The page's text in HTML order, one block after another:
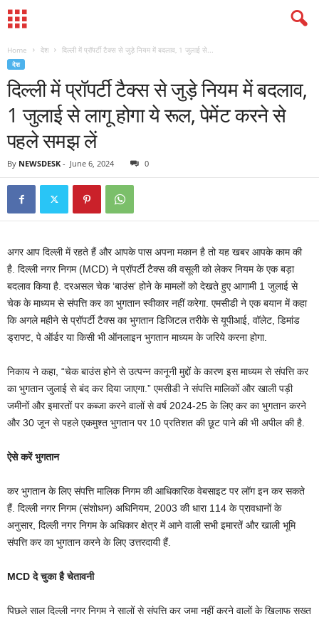
Home देश दिल्ली में प्रॉपर्टी टैक्स से जुड़े नियम में बदलाव, 1 जुलाई से...
देश
दिल्ली में प्रॉपर्टी टैक्स से जुड़े नियम में बदलाव,
1 जुलाई से लागू होगा ये रूल, पेमेंट करने से
पहले समझ लें
By NEWSDESK - June 6, 2024 0
अगर आप दिल्ली में रहते हैं और आपके पास अपना मकान है तो यह खबर आपके काम की
है. दिल्ली नगर निगम (MCD) ने प्रॉपर्टी टैक्स की वसूली को लेकर नियम के एक बड़ा
बदलाव किया है. दरअसल चेक ‘बाउंस’ होने के मामलों को देखते हुए आगामी 1 जुलाई से
चेक के माध्यम से संपत्ति कर का भुगतान स्वीकार नहीं करेगा. एमसीडी ने एक बयान में कहा
कि अगले महीने से प्रॉपर्टी टैक्स का भुगतान डिजिटल तरीके से यूपीआई, वॉलेट, डिमांड
ड्राफ्ट, पे ऑर्डर या किसी भी ऑनलाइन भुगतान माध्यम के जरिये करना होगा.
निकाय ने कहा, “चेक बाउंस होने से उत्पन्न कानूनी मुद्दों के कारण इस माध्यम से संपत्ति कर
का भुगतान जुलाई से बंद कर दिया जाएगा.” एमसीडी ने संपत्ति मालिकों और खाली पड़ी
जमीनों और इमारतों पर कब्जा करने वालों से वर्ष 2024-25 के लिए कर का भुगतान करने
और 30 जून से पहले एकमुश्त भुगतान पर 10 प्रतिशत की छूट पाने की भी अपील की है.
ऐसे करें भुगतान
कर भुगतान के लिए संपत्ति मालिक निगम की आधिकारिक वेबसाइट पर लॉग इन कर सकते
हैं. दिल्ली नगर निगम (संशोधन) अधिनियम, 2003 की धारा 114 के प्रावधानों के
अनुसार, दिल्ली नगर निगम के अधिकार क्षेत्र में आने वाली सभी इमारतें और खाली भूमि
संपत्ति कर का भुगतान करने के लिए उत्तरदायी हैं.
MCD दे चुका है चेतावनी
पिछले साल दिल्ली नगर निगम ने सालों से संपत्ति कर जमा नहीं करने वालों के खिलाफ सख्त